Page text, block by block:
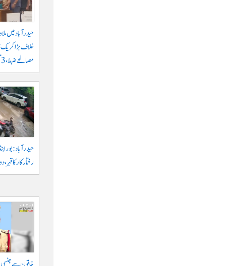
حیدرآباد میں
مصالحے ضبط، 3 گرفتار
حیدرآباد:
رفتار کار کا